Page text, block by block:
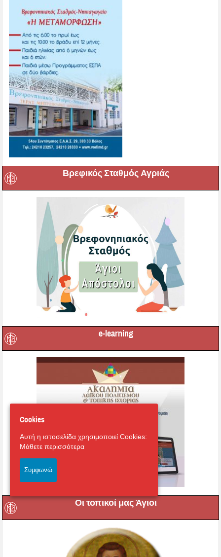
Βρεφικός Σταθμός Αγριάς
e-learning
Οι τοπικοί μας Άγιοι
Cookies
Αυτή η ιστοσελίδα χρησιμοποιεί Cookies:
Μάθετε περισσότερα
Συμφωνώ